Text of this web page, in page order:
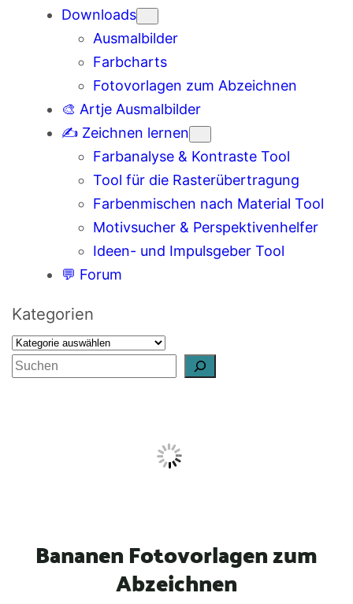
Downloads
Ausmalbilder
Farbcharts
Fotovorlagen zum Abzeichnen
🎨 Artje Ausmalbilder
✍️ Zeichnen lernen
Farbanalyse & Kontraste Tool
Tool für die Rasterübertragung
Farbenmischen nach Material Tool
Motivsucher & Perspektivenhelfer
Ideen- und Impulsgeber Tool
💬 Forum
Kategorien
S
Bananen Fotovorlagen zum
Abzeichnen